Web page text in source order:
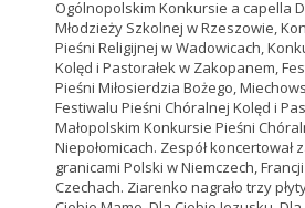
Ogólnopolskim Konkursie a capella
Młodzieży Szkolnej w Rzeszowie,
Pieśni Religijnej w Wadowicach,
Kolęd i Pastorałek w Zakopanem,
Pieśni Miłosierdzia Bożego,
Festiwalu Pieśni Chóralnej Kolęd i
Małopolskim Konkursie Pieśni
Niepołomicach. Zespół koncertował
granicami Polski w Niemczech,
Czechach. Ziarenko nagrało trzy